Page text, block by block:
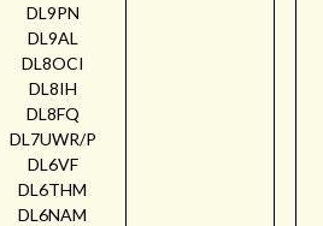
DL9PN
DL9AL
DL8OCI
DL8IH
DL8FQ
DL7UWR/P
DL6VF
DL6THM
DL6NAM